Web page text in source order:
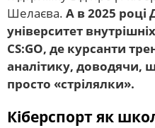
Шелаєва. А в 2025 році
університет
CS:GO, де курсанти
аналітику, доводячи,
просто «стрілялки».
Кіберспорт як